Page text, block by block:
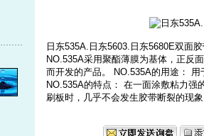
日东535A.日东5603.日东5680E双面
NO.535A采用聚酯薄膜为基体，正反
而开发的产品。 NO.535A的用途：
NO.535A的特点： 在一面涂敷粘力强
刷板时，几乎不会发生胶带断裂的现